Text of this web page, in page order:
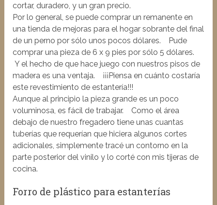
cortar, duradero, y un gran precio.
Por lo general, se puede comprar un remanente en
una tienda de mejoras para el hogar sobrante del final
de un perno por sólo unos pocos dólares. Pude
comprar una pieza de 6 x 9 pies por sólo 5 dólares.
Y el hecho de que hace juego con nuestros pisos de
madera es una ventaja. ¡¡¡Piensa en cuánto costaría
este revestimiento de estantería!!!
Aunque al principio la pieza grande es un poco
voluminosa, es fácil de trabajar. Como el área
debajo de nuestro fregadero tiene unas cuantas
tuberías que requerían que hiciera algunos cortes
adicionales, simplemente tracé un contorno en la
parte posterior del vinilo y lo corté con mis tijeras de
cocina.
Forro de plástico para estanterías